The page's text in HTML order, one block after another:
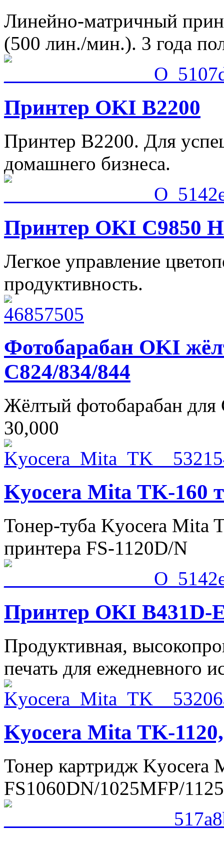
Линейно-матричный
(500 лин./мин.). 3 года
Принтер OKI B2200
Принтер B2200. Для
домашнего бизнеса.
Принтер OKI C9850
Легкое управление
продуктивность.
Фотобарабан OKI
C824/834/844
Жёлтый фотобарабан для
30,000
Kyocera Mita TK-160
Тонер-туба Kyocera Mita
принтера FS-1120D/N
Принтер OKI B431D-
Продуктивная,
печать для ежедневного
Kyocera Mita TK-
Тонер картридж Kyocera
FS1060DN/1025MFP/